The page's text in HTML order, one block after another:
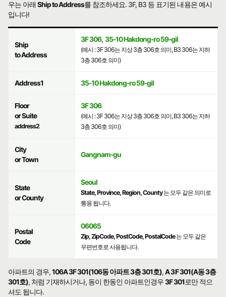
우는 아래Ship to Address를 참조하세요. 3F, B3 등 표기된 내용은 예시
입니다!
Ship
to Address
3F 306, 35-10 Hakdong-ro 59-gil
(예시 : 3F 306는 지상 3층 306호 의미, B3 306는 지하
3층 306호 의미)
Address1 35-10 Hakdong-ro 59-gil
Floor
or Suite
address2
3F 306
(예시 : 3F 306는 지상 3층 306호 의미, B3 306는 지하
3층 306호 의미)
City
or Town
Gangnam-gu
State
or County
Seoul
State, Province, Region, County는 모두 같은 의미로
통용 됩니다.
Postal
Code
06065
Zip, ZipCode, PostCode, PostalCode는 모두 같은
우편번호로 사용됩니다.
아파트의 경우,106A 3F 301(106동 아파트 3층 301호),A 3F 301(A동 3층
301호), 처럼 기재하시거나, 동이 한동인 아파트인경우3F 301로만 적으
셔도 됩니다.